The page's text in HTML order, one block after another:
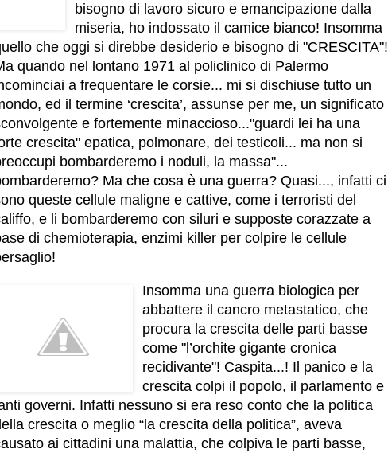
bisogno di lavoro sicuro e emancipazione dalla
miseria, ho indossato il camice bianco! Insomma
che oggi si direbbe desiderio e bisogno di "CRESCITA"!
quando nel lontano 1971 al policlinico di Palermo
a frequentare le corsie... mi si dischiuse tutto un
ed il termine ‘crescita’, assunse per me, un significato
e fortemente minaccioso..."guardi lei ha una
crescita" epatica, polmonare, dei testicoli... ma non si
bombarderemo i noduli, la massa"...
Ma che cosa è una guerra? Quasi..., infatti ci
queste cellule maligne e cattive, come i terroristi del
e li bombarderemo con siluri e supposte corazzate a
di chemioterapia, enzimi killer per colpire le cellule
Insomma una guerra biologica per
abbattere il cancro metastatico, che
procura la crescita delle parti basse
come "l’orchite gigante cronica
recidivante"! Caspita...! Il panico e la
crescita colpi il popolo, il parlamento e
governi. Infatti nessuno si era reso conto che la politica
crescita o meglio “la crescita della politica”, aveva
ai cittadini una malattia, che colpiva le parti basse,